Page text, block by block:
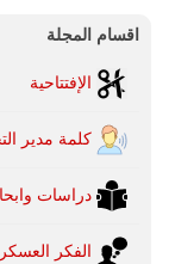
اقسام المجلة
الإفتتاحية
كلمة مدير
دراسات
الفكر